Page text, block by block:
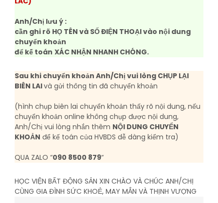
Anh/Chị lưu ý :
cần ghi rõ HỌ TÊN và SỐ ĐIỆN THOẠI vào nội dung
chuyển khoản
để kế toán XÁC NHẬN NHANH CHÓNG.
Sau khi chuyển khoản Anh/Chị vui lòng CHỤP LẠI
BIÊN LAIvà gửi thông tin đã chuyển khoản
(hình chụp biên lai chuyển khoản thấy rõ nội dung, nếu
chuyển khoản online không chụp được nội dung,
Anh/Chị vui lòng nhắn thêm NỘI DUNG CHUYỂN
KHOẢN để kế toán của HVBDS dễ dàng kiểm tra)
QUA ZALO “090 8500 879“
HỌC VIỆN BẤT ĐỘNG SẢN XIN CHÀO VÀ CHÚC ANH/CHỊ
CÙNG GIA ĐÌNH SỨC KHOẺ, MAY MẮN VÀ THỊNH VƯỢNG